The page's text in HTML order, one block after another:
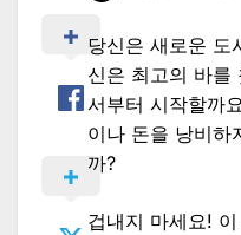
당신은 새로운 도
신은 최고의 바를
서부터 시작할까
이나 돈을 낭비하
까?
겁내지 마세요!